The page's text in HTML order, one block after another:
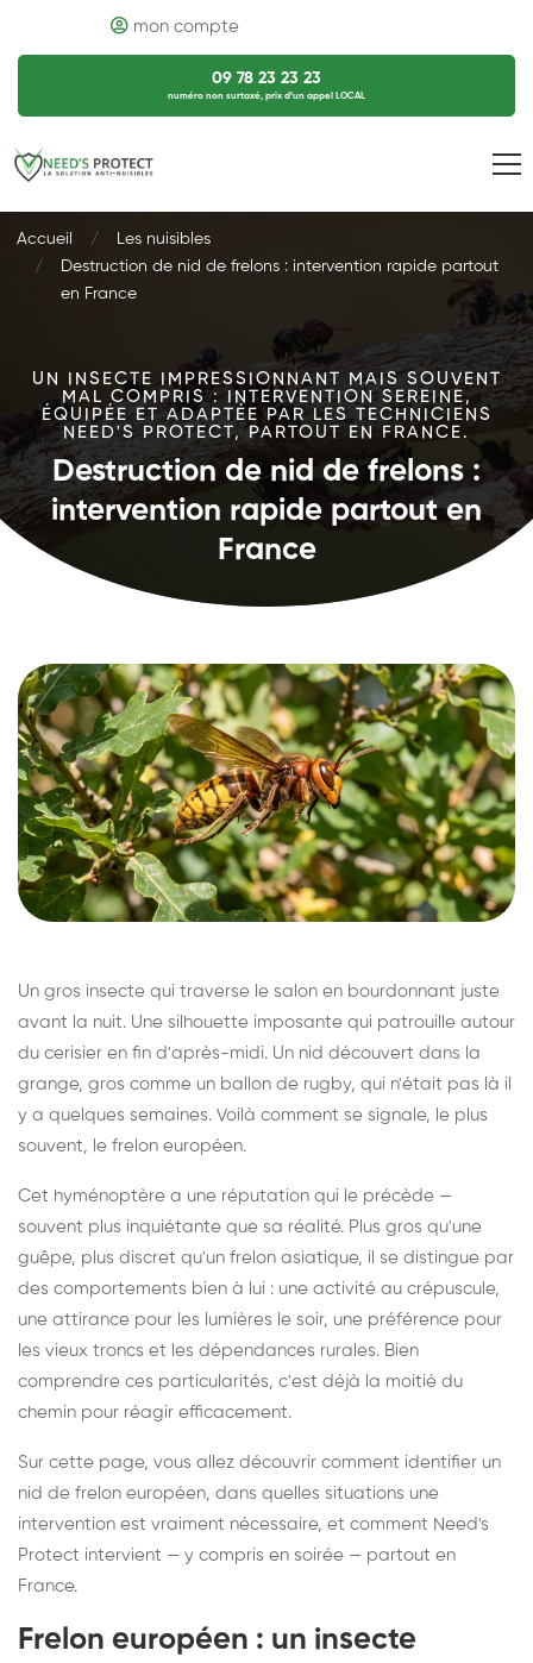
mon compte
09 78 23 23 23
numéro non surtaxé, prix d’un appel LOCAL
Accueil
Les nuisibles
Destruction de nid de frelons : intervention rapide partout
en France
UN INSECTE IMPRESSIONNANT MAIS SOUVENT
MAL COMPRIS : INTERVENTION SEREINE,
ÉQUIPÉE ET ADAPTÉE PAR LES TECHNICIENS
NEED'S PROTECT, PARTOUT EN FRANCE.
Destruction de nid de frelons :
intervention rapide partout en
France
Un gros insecte qui traverse le salon en bourdonnant juste
avant la nuit. Une silhouette imposante qui patrouille autour
du cerisier en fin d'après-midi. Un nid découvert dans la
grange, gros comme un ballon de rugby, qui n'était pas là il
y a quelques semaines. Voilà comment se signale, le plus
souvent, le frelon européen.
Cet hyménoptère a une réputation qui le précède —
souvent plus inquiétante que sa réalité. Plus gros qu'une
guêpe, plus discret qu'un frelon asiatique, il se distingue par
des comportements bien à lui : une activité au crépuscule,
une attirance pour les lumières le soir, une préférence pour
les vieux troncs et les dépendances rurales. Bien
comprendre ces particularités, c'est déjà la moitié du
chemin pour réagir efficacement.
Sur cette page, vous allez découvrir comment identifier un
nid de frelon européen, dans quelles situations une
intervention est vraiment nécessaire, et comment Need's
Protect intervient — y compris en soirée — partout en
France.
Frelon européen : un insecte